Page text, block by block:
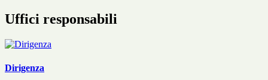
Uffici responsabili
Dirigenza